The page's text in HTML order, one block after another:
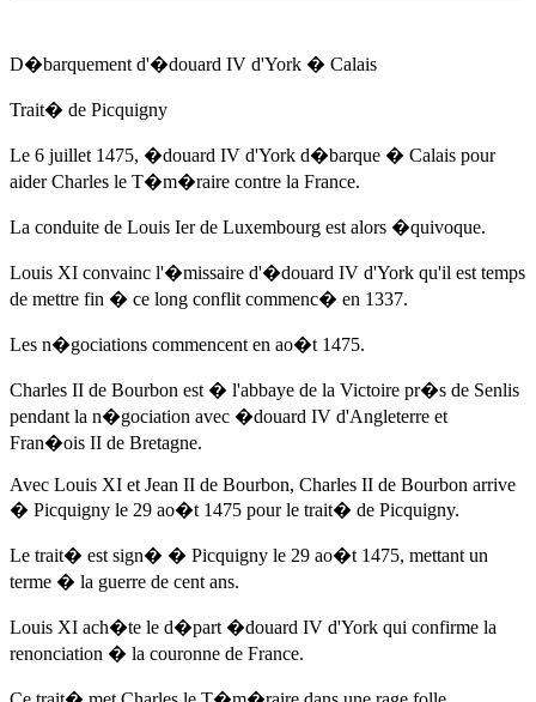
D�barquement d'�douard IV d'York � Calais
Trait� de Picquigny
Le 6 juillet 1475, �douard IV d'York d�barque � Calais pour
aider Charles le T�m�raire contre la France.
La conduite de Louis Ier de Luxembourg est alors �quivoque.
Louis XI convainc l'�missaire d'�douard IV d'York qu'il est temps
de mettre fin � ce long conflit commenc� en 1337.
Les n�gociations commencent en ao�t 1475.
Charles II de Bourbon est � l'abbaye de la Victoire pr�s de Senlis
pendant la n�gociation avec �douard IV d'Angleterre et
Fran�ois II de Bretagne.
Avec Louis XI et Jean II de Bourbon, Charles II de Bourbon arrive
� Picquigny le 29 ao�t 1475 pour le trait� de Picquigny.
Le trait� est sign� � Picquigny le 29 ao�t 1475, mettant un
terme � la guerre de cent ans.
Louis XI ach�te le d�part �douard IV d'York qui confirme la
renonciation � la couronne de France.